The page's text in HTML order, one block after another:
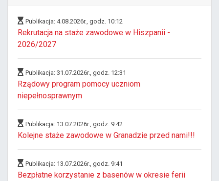
Publikacja: 4.08.2026r., godz. 10:12
Rekrutacja na staże zawodowe w Hiszpanii -
2026/2027
Publikacja: 31.07.2026r., godz. 12:31
Rządowy program pomocy uczniom
niepełnosprawnym
Publikacja: 13.07.2026r., godz. 9:42
Kolejne staże zawodowe w Granadzie przed nami!!!
Publikacja: 13.07.2026r., godz. 9:41
Bezpłatne korzystanie z basenów w okresie ferii